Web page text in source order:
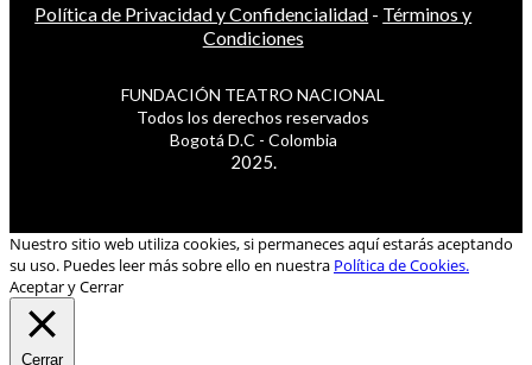
Política de Privacidad y Confidencialidad - Términos y
Condiciones
FUNDACIÓN TEATRO NACIONAL
Todos los derechos reservados
Bogotá D.C - Colombia
2025.
Nuestro sitio web utiliza cookies, si permaneces aquí estarás aceptando
su uso. Puedes leer más sobre ello en nuestra Política de Cookies.
Aceptar y Cerrar
Cerrar